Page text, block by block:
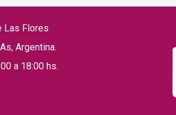
Las Flores
Argentina.
a 18:00 hs.